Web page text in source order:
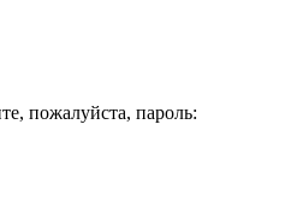
пожалуйста, пароль: